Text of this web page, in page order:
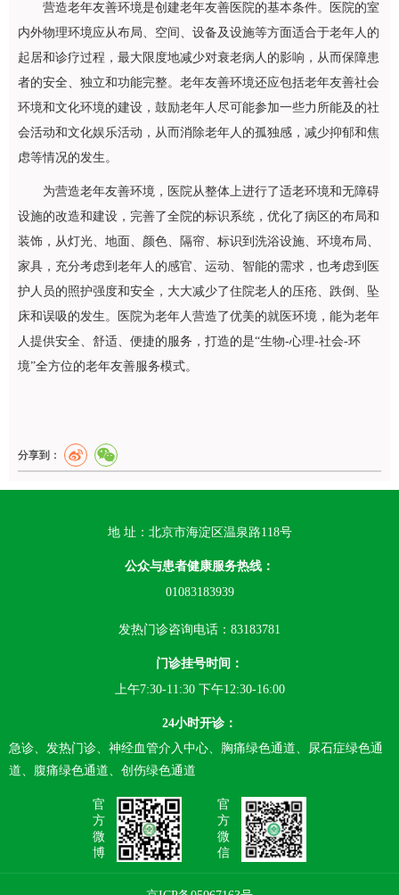
营造老年友善环境是创建老年友善医院的基本条件。医院的室
内外物理环境应从布局、空间、设备及设施等方面适合于老年人的
起居和诊疗过程，最大限度地减少对衰老病人的影响，从而保障患
者的安全、独立和功能完整。老年友善环境还应包括老年友善社会
环境和文化环境的建设，鼓励老年人尽可能参加一些力所能及的社
会活动和文化娱乐活动，从而消除老年人的孤独感，减少抑郁和焦
虑等情况的发生。
为营造老年友善环境，医院从整体上进行了适老环境和无障碍
设施的改造和建设，完善了全院的标识系统，优化了病区的布局和
装饰，从灯光、地面、颜色、隔帘、标识到洗浴设施、环境布局、
家具，充分考虑到老年人的感官、运动、智能的需求，也考虑到医
护人员的照护强度和安全，大大减少了住院老人的压疮、跌倒、坠
床和误吸的发生。医院为老年人营造了优美的就医环境，能为老年
人提供安全、舒适、便捷的服务，打造的是“生物-心理-社会-环
境”全方位的老年友善服务模式。
分享到：
地 址：北京市海淀区温泉路118号
公众与患者健康服务热线：
01083183939
发热门诊咨询电话：83183781
门诊挂号时间：
上午7:30-11:30 下午12:30-16:00
24小时开诊：
急诊、发热门诊、神经血管介入中心、胸痛绿色通道、尿石症绿色通
道、腹痛绿色通道、创伤绿色通道
官
方
微
博
官
方
微
信